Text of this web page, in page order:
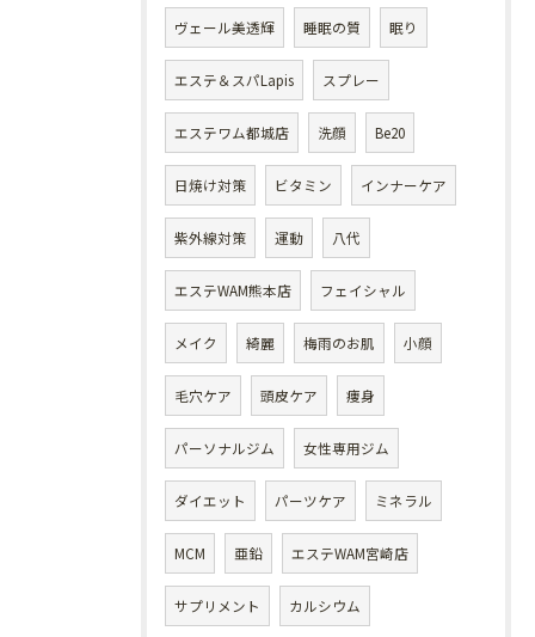
ヴェール美透輝 睡眠の質 眠り
エステ＆スパLapis スプレー
エステワム都城店 洗顔 Be20
日焼け対策 ビタミン インナーケア
紫外線対策 運動 八代
エステWAM熊本店 フェイシャル
メイク 綺麗 梅雨のお肌 小顔
毛穴ケア 頭皮ケア 痩身
パーソナルジム 女性専用ジム
ダイエット パーツケア ミネラル
MCM 亜鉛 エステWAM宮崎店
サプリメント カルシウム